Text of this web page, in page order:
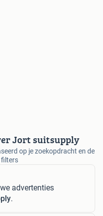
Jort suitsupply
op je zoekopdracht en de
filters
advertenties
.